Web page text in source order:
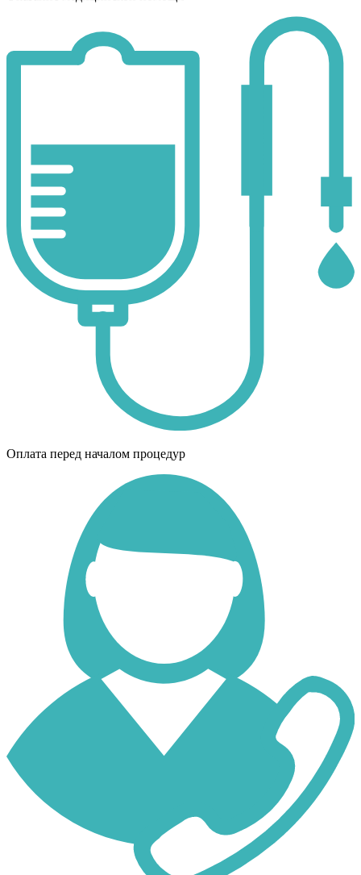
Оплата перед началом процедур